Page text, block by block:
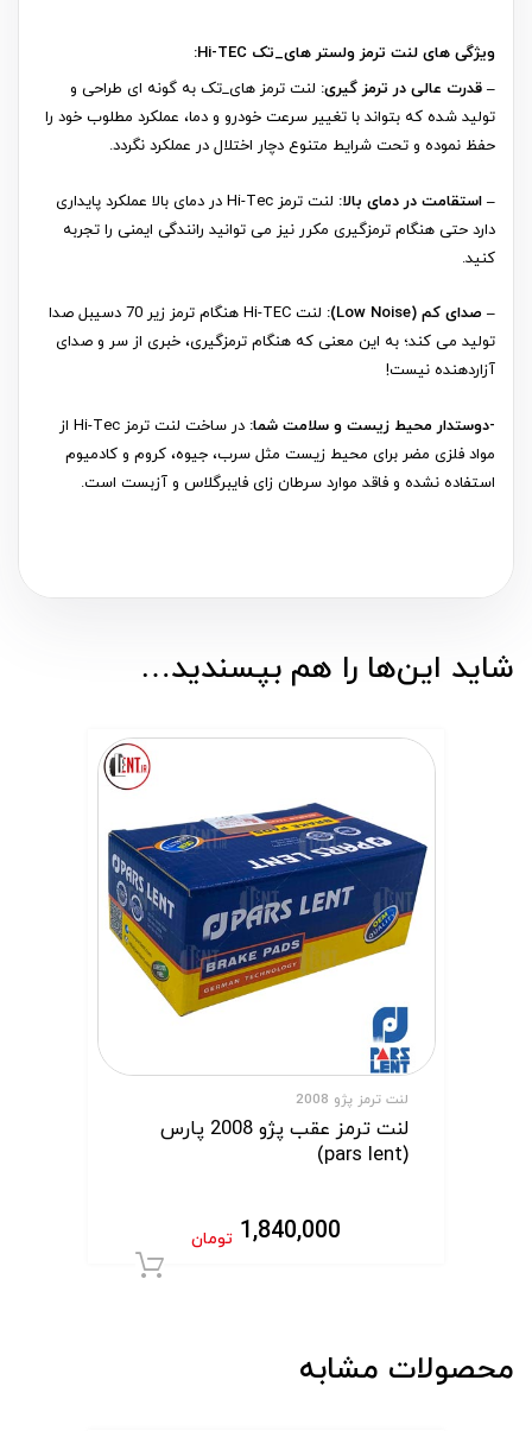
ویژگی های لنت ترمز ولستر های_تک Hi-TEC:
– قدرت عالی در ترمز گیری: لنت ترمز های_تک به گونه ای طراحی و
تولید شده که بتواند با تغییر سرعت خودرو و دما، عملکرد مطلوب خود را
حفظ نموده و تحت شرایط متنوع دچار اختلال در عملکرد نگردد.
– استقامت در دمای بالا:
لنت ترمز Hi-Tec در دمای بالا عملکرد پایداری
دارد حتی هنگام ترمزگیری مکرر نیز می توانید رانندگی ایمنی را تجربه
کنید.
– صدای کم (Low Noise):
لنت Hi-TEC هنگام ترمز زیر 70 دسیبل صدا
تولید می کند؛ به این معنی که هنگام ترمزگیری، خبری از سر و صدای
آزاردهنده نیست!
-دوستدار محیط زیست و سلامت شما:
در ساخت لنت ترمز Hi-Tec از
مواد فلزی مضر برای محیط زیست مثل سرب، جیوه، کروم و کادمیوم
استفاده نشده و فاقد موارد سرطان زای فایبرگلاس و آزبست است.
شاید این‌ها را هم بپسندید…
لنت ترمز پژو 2008
لنت ترمز عقب پژو 2008 پارس
(pars lent)
1,840,000 تومان
محصولات مشابه